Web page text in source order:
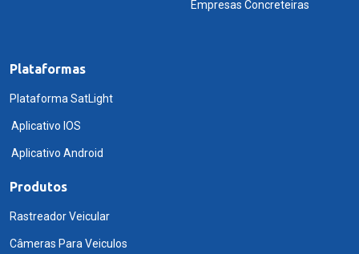
Empresas Concreteiras
Plataformas
Plataforma SatLight
Aplicativo IOS
Aplicativo Android
Produtos
Rastreador Veicular
Câmeras Para Veiculos